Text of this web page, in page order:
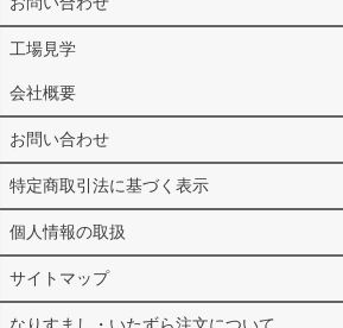
工場見学
会社概要
お問い合わせ
特定商取引法に基づく表示
個人情報の取扱
サイトマップ